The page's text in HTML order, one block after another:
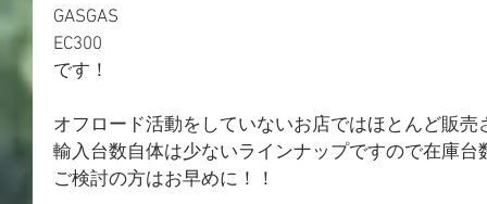
GASGAS
EC300
です！
オフロード活動をしていないお店ではほとんど販
輸入台数自体は少ないラインナップですので在庫
ご検討の方はお早めに！！